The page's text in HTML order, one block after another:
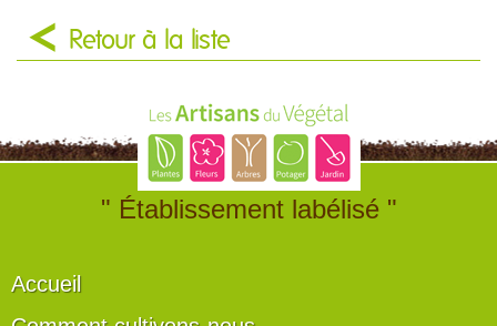
Retour à la liste
" Établissement labélisé "
Accueil